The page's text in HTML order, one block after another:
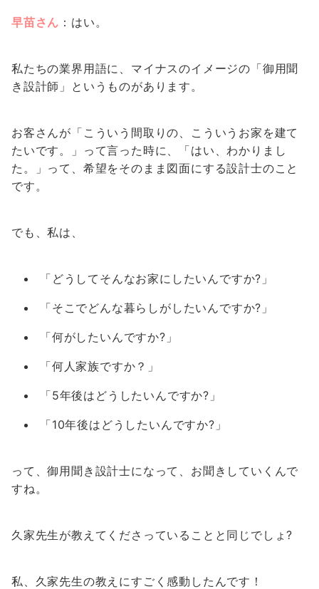
早苗さん ：はい。
私たちの業界用語に、マイナスのイメージの「御用聞
き設計師」というものがあります。
お客さんが「こういう間取りの、こういうお家を建て
たいです。」って言った時に、「はい、わかりまし
た。」って、希望をそのまま図面にする設計士のこと
です。
でも、私は、
「どうしてそんなお家にしたいんですか?」
「そこでどんな暮らしがしたいんですか?」
「何がしたいんですか?」
「何人家族ですか？」
「5年後はどうしたいんですか?」
「10年後はどうしたいんですか?」
って、御用聞き設計士になって、お聞きしていくんで
すね。
久家先生が教えてくださっていることと同じでしょ?
私、久家先生の教えにすごく感動したんです！